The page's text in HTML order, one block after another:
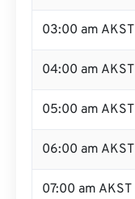
03:00 am AKST
04:00 am AKST
05:00 am AKST
06:00 am AKST
07:00 am AKST